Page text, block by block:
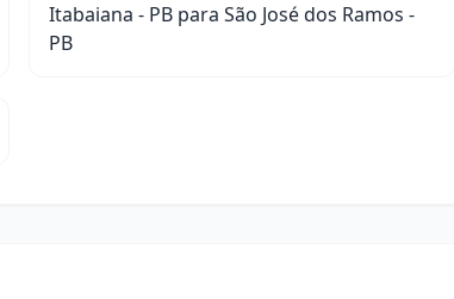
Itabaiana - PB para São José dos Ramos -
PB